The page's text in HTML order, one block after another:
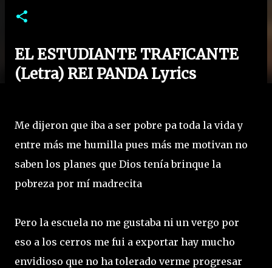
EL ESTUDIANTE TRAFICANTE
(Letra) REI PANDA Lyrics
Me dijeron que iba a ser pobre pa toda la vida y
entre más me humilla pues más me motivan no
saben los planes que Dios tenía brinque la
pobreza por mí madrecita
Pero la escuela no me gustaba ni un vergo por
eso a los cerros me fui a exportar hay mucho
envidioso que no ha tolerado verme progresar